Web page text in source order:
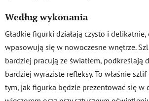
Według wykonania
Gładkie figurki działają czysto i
wpasowują się w nowoczesne wnętrze.
bardziej pracują ze światłem, podkreślają
bardziej wyraziste refleksy. To właśnie
tym, jak figurka będzie prezentować się w